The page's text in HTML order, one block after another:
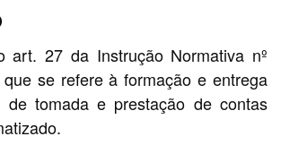
art. 27 da Instrução Normativa nº
que se refere à formação e entrega
de tomada e prestação de contas